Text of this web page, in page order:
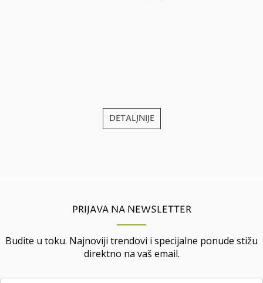
DETALJNIJE
PRIJAVA NA NEWSLETTER
Budite u toku. Najnoviji trendovi i specijalne ponude stižu
direktno na vaš email.